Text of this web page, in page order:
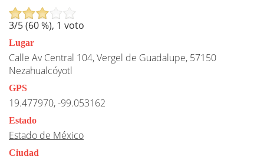
3/5 (60%), 1 voto
Lugar
Calle Av Central 104, Vergel de Guadalupe, 57150
Nezahualcóyotl
GPS
19.477970, -99.053162
Estado
Estado de México
Ciudad